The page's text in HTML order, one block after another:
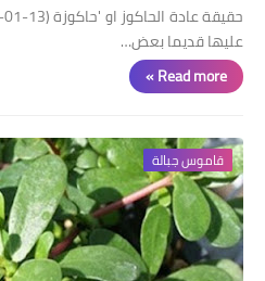
ﻋﻠﻴﻬﺎ ﻗﺪﻳﻤﺎ ﺑﻌﺾ…
Read more »
قاموس جبالة